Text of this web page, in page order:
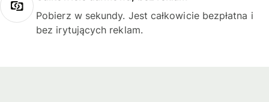
Pobierz w sekundy. Jest całkowicie bezpłatna i
bez irytujących reklam.